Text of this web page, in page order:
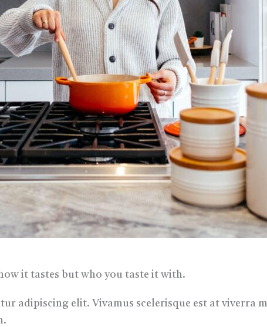
it tastes but who you taste it with.
adipiscing elit. Vivamus scelerisque est at viverra